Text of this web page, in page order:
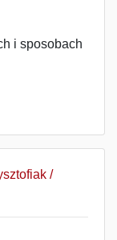
i sposobach
/